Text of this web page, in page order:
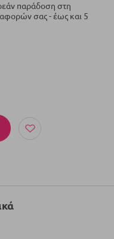
παράδοση στη
σας - έως και 5